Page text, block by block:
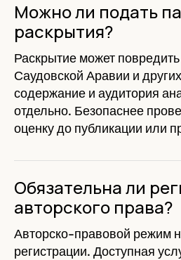
Можно ли подать
раскрытия?
Раскрытие может
Саудовской Аравии и
содержание и аудитория
отдельно. Безопаснее
оценку до публикации или
Обязательна ли
авторского права?
Авторско-правовой режим
регистрации. Доступная